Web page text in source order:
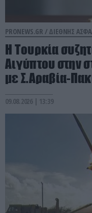
PRONEWS.GR / ΔΙΕΘΝΗΣ
Η Τουρκία
Αιγύπτου στην
με Σ.Αραβία-
09.08.2026 | 13:39